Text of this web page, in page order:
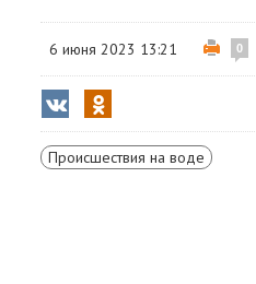
6 июня 2023 13:21 0
Происшествия на воде